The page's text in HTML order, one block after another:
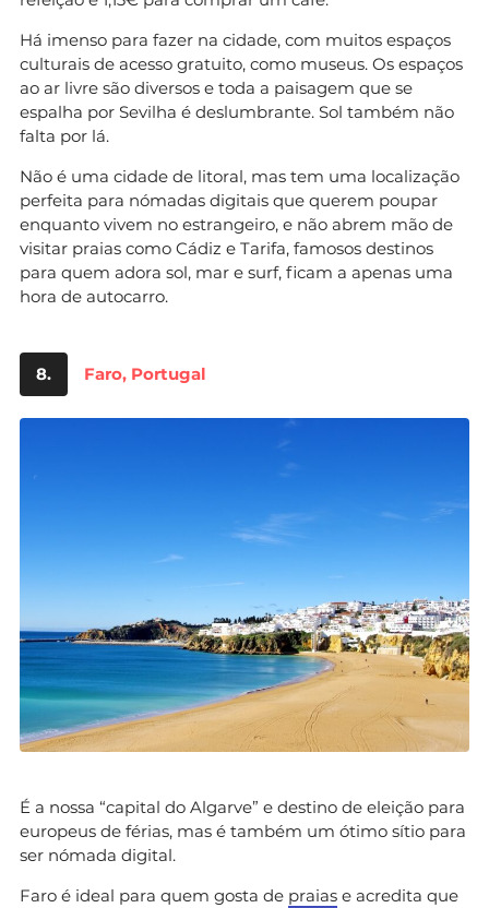
Há imenso para fazer na cidade, com muitos espaços
culturais de acesso gratuito, como museus. Os espaços
ao ar livre são diversos e toda a paisagem que se
espalha por Sevilha é deslumbrante. Sol também não
falta por lá.
Não é uma cidade de litoral, mas tem uma localização
perfeita para nómadas digitais que querem poupar
enquanto vivem no estrangeiro, e não abrem mão de
visitar praias como Cádiz e Tarifa, famosos destinos
para quem adora sol, mar e surf, ficam a apenas uma
hora de autocarro.
8. Faro, Portugal
É a nossa “capital do Algarve” e destino de eleição para
europeus de férias, mas é também um ótimo sítio para
ser nómada digital.
Faro é ideal para quem gosta de praias e acredita que